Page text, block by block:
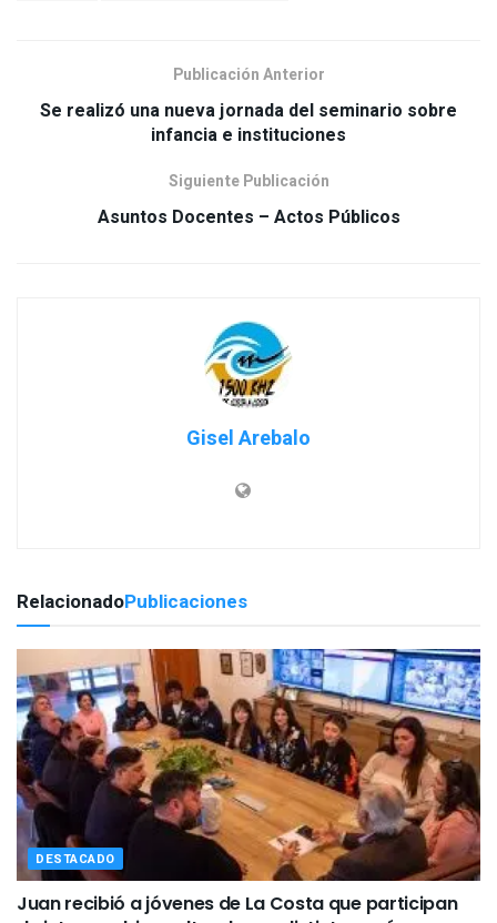
Publicación Anterior
Se realizó una nueva jornada del seminario sobre
infancia e instituciones
Siguiente Publicación
Asuntos Docentes – Actos Públicos
Gisel Arebalo
RelacionadoPublicaciones
DESTACADO
Juan recibió a jóvenes de La Costa que participan